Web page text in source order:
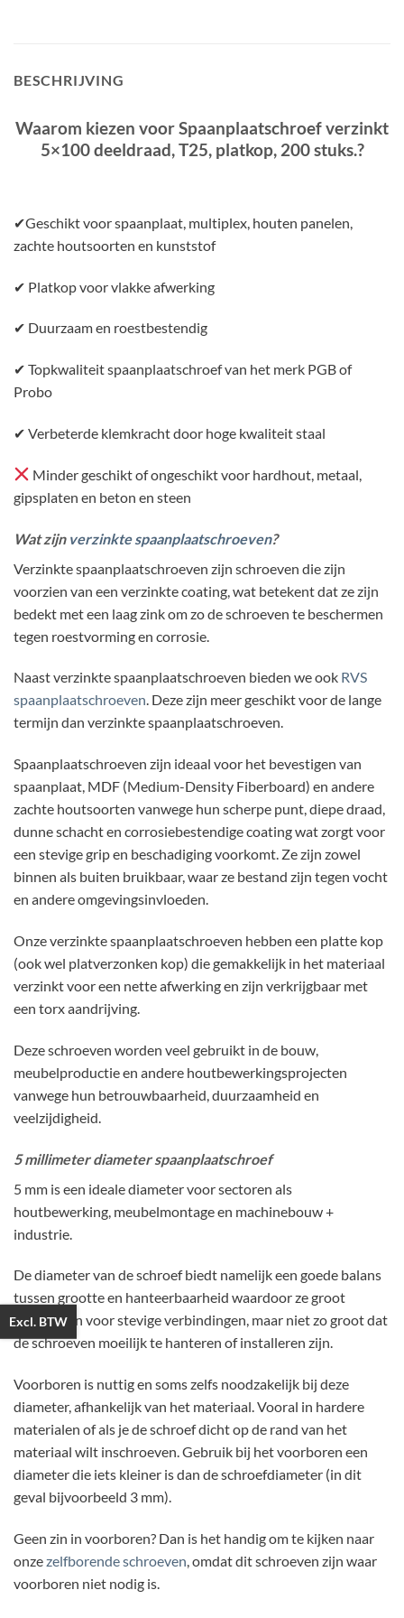
BESCHRIJVING
Waarom kiezen voor Spaanplaatschroef verzinkt
5×100 deeldraad, T25, platkop, 200 stuks.?
✔Geschikt voor spaanplaat, multiplex, houten panelen,
zachte houtsoorten en kunststof
✔ Platkop voor vlakke afwerking
✔ Duurzaam en roestbestendig
✔ Topkwaliteit spaanplaatschroef van het merk PGB of
Probo
✔ Verbeterde klemkracht door hoge kwaliteit staal
Minder geschikt of ongeschikt voor hardhout, metaal,
gipsplaten en beton en steen
Wat zijn verzinkte spaanplaatschroeven?
Verzinkte spaanplaatschroeven zijn schroeven die zijn
voorzien van een verzinkte coating, wat betekent dat ze zijn
bedekt met een laag zink om zo de schroeven te beschermen
tegen roestvorming en corrosie.
Naast verzinkte spaanplaatschroeven bieden we ook RVS
spaanplaatschroeven. Deze zijn meer geschikt voor de lange
termijn dan verzinkte spaanplaatschroeven.
Spaanplaatschroeven zijn ideaal voor het bevestigen van
spaanplaat, MDF (Medium-Density Fiberboard) en andere
zachte houtsoorten vanwege hun scherpe punt, diepe draad,
dunne schacht en corrosiebestendige coating wat zorgt voor
een stevige grip en beschadiging voorkomt. Ze zijn zowel
binnen als buiten bruikbaar, waar ze bestand zijn tegen vocht
en andere omgevingsinvloeden.
Onze verzinkte spaanplaatschroeven hebben een platte kop
(ook wel platverzonken kop) die gemakkelijk in het materiaal
verzinkt voor een nette afwerking en zijn verkrijgbaar met
een torx aandrijving.
Deze schroeven worden veel gebruikt in de bouw,
meubelproductie en andere houtbewerkingsprojecten
vanwege hun betrouwbaarheid, duurzaamheid en
veelzijdigheid.
5 millimeter diameter spaanplaatschroef
5 mm is een ideale diameter voor sectoren als
houtbewerking, meubelmontage en machinebouw +
industrie.
De diameter van de schroef biedt namelijk een goede balans
tussen grootte en hanteerbaarheid waardoor ze groot
genoeg zijn voor stevige verbindingen, maar niet zo groot dat
de schroeven moeilijk te hanteren of installeren zijn.
Voorboren is nuttig en soms zelfs noodzakelijk bij deze
diameter, afhankelijk van het materiaal. Vooral in hardere
materialen of als je de schroef dicht op de rand van het
materiaal wilt inschroeven. Gebruik bij het voorboren een
diameter die iets kleiner is dan de schroefdiameter (in dit
geval bijvoorbeeld 3 mm).
Geen zin in voorboren? Dan is het handig om te kijken naar
onzezelfborende schroeven, omdat dit schroeven zijn waar
voorboren niet nodig is.
Excl. BTW